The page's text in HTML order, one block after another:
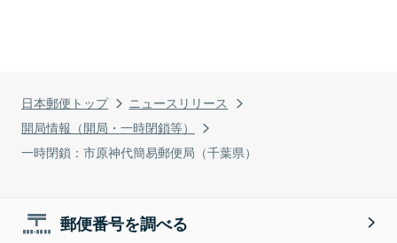
日本郵便トップ
ニュースリリース
開局情報（開局・一時閉鎖等）
一時閉鎖：市原神代簡易郵便局（千葉県）
郵便番号を調べる